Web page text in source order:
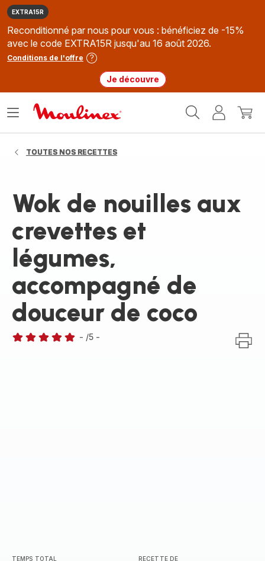
EXTRA15R
Reconditionné par nous pour vous : bénéficiez de -15%
avec le code EXTRA15R jusqu'au 16 août 2026.
Conditions de l'offre
Je découvre
MonMon
Ouvrir
TOUTES NOS RECETTES
Wok de nouilles aux
crevettes et
légumes,
accompagné de
douceur de coco
- /5 -
TEMPS TOTAL RECETTE DE